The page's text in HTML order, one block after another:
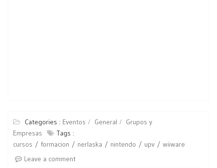
Categories : Eventos General
Grupos y
Empresas
Tags :
cursos
formacion nerlaska nintendo upv
wiiware
Leave a comment